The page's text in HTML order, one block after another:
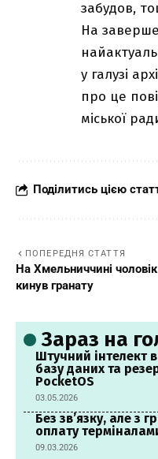
забудов,
На
у галузі
про це
міської
Поділитись цією
ПОПЕРЕДНЯ СТАТТЯ
На Хмельниччині чоловік
кинув гранату
Зараз на
Штучний інтелект
базу даних та
PocketOS
03.05.2026
Без зв’язку, але з
оплату
09.03.2026